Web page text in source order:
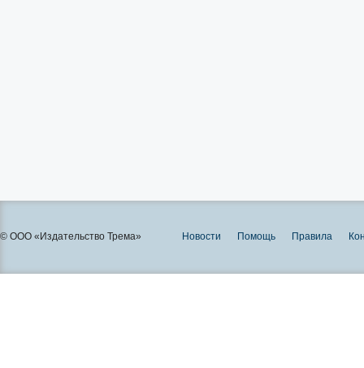
© ООО «Издательство Трема» Новости Помощь Правила